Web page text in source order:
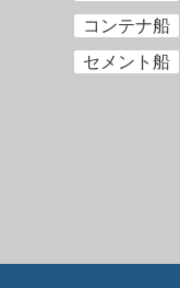
コンテナ船
セメント船